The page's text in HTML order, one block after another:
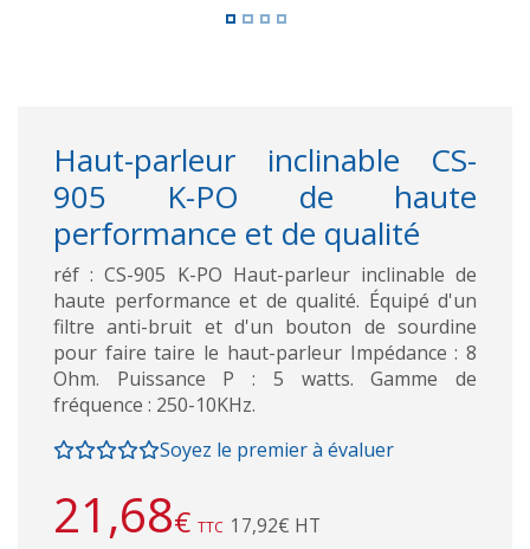
Haut-parleur inclinable CS-
905 K-PO de haute
performance et de qualité
réf : CS-905 K-PO Haut-parleur inclinable de
haute performance et de qualité. Équipé d'un
filtre anti-bruit et d'un bouton de sourdine
pour faire taire le haut-parleur Impédance : 8
Ohm. Puissance P : 5 watts. Gamme de
fréquence : 250-10KHz.
Soyez le premier à évaluer
21,68€ TTC 17,92€ HT